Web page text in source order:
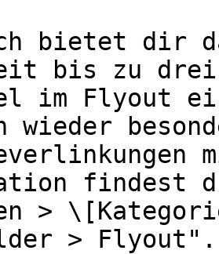
bietet dir
bis zu
im Flyout
wieder
findest
>
> Flyout".